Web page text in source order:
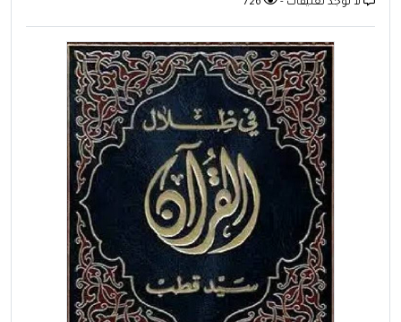
لا توجد تعليقات -